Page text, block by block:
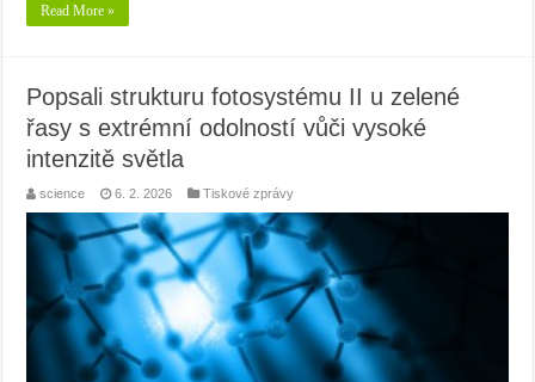
Read More »
Popsali strukturu fotosystému II u zelené
řasy s extrémní odolností vůči vysoké
intenzitě světla
science 6. 2. 2026 Tiskové zprávy